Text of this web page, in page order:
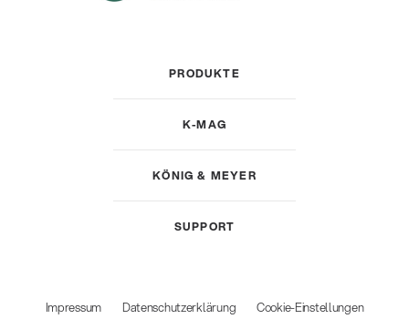
PRODUKTE
K-MAG
KÖNIG & MEYER
SUPPORT
Impressum Datenschutzerklärung Cookie-Einstellungen